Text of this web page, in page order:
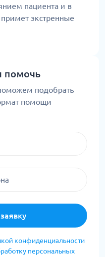
пациента и в
экстренные
помочь
подобрать
помощи
конфиденциальности
персональных